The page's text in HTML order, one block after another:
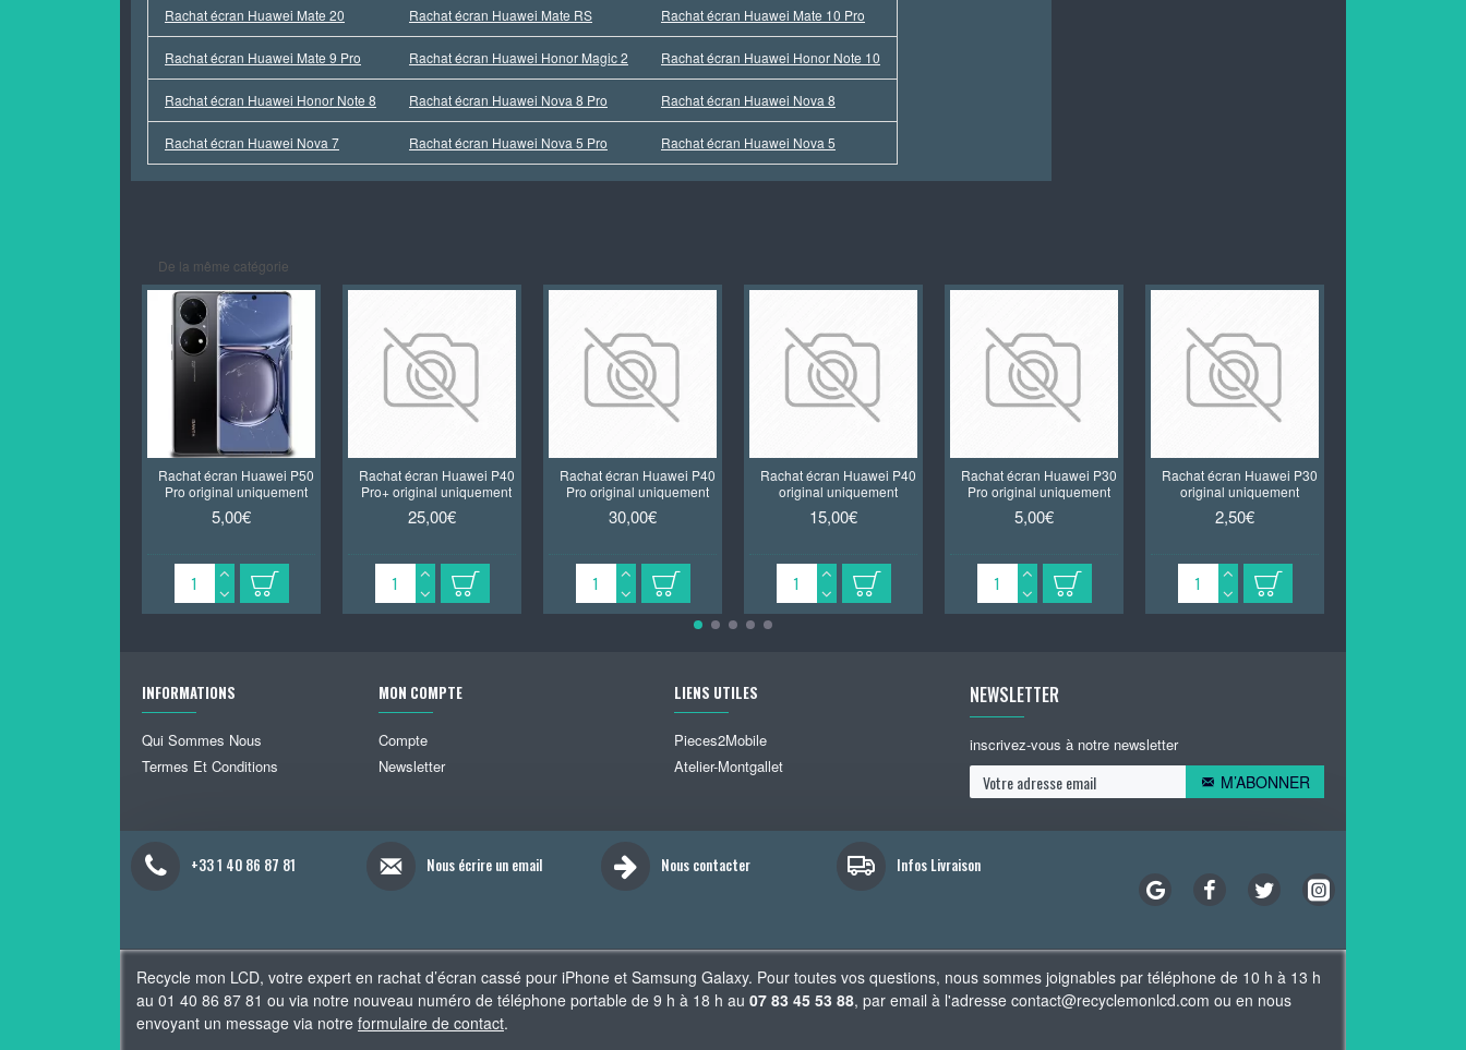
Rachat écran Huawei Mate 20 Rachat écran Huawei Mate RS Rachat écran Huawei Mate 10 Pro
Rachat écran Huawei Mate 9 Pro Rachat écran Huawei Honor Magic 2 Rachat écran Huawei Honor Note 10
Rachat écran Huawei Honor Note 8 Rachat écran Huawei Nova 8 Pro Rachat écran Huawei Nova 8
Rachat écran Huawei Nova 7 Rachat écran Huawei Nova 5 Pro Rachat écran Huawei Nova 5
De la même catégorie
Rachat écran Huawei P50
Pro original uniquement
5,00€
Rachat écran Huawei P40
Pro+ original uniquement
25,00€
Rachat écran Huawei P40
Pro original uniquement
30,00€
Rachat écran Huawei P40
original uniquement
15,00€
Rachat écran Huawei P30
Pro original uniquement
5,00€
Rachat écran Huawei P30
original uniquement
2,50€
INFORMATIONS
Qui Sommes Nous
Termes Et Conditions
MON COMPTE
Compte
Newsletter
LIENS UTILES
Pieces2Mobile
Atelier-Montgallet
NEWSLETTER
inscrivez-vous à notre newsletter
M’ABONNER
+33 1 40 86 87 81 Nous écrire un email Nous contacter Infos Livraison
Recycle mon LCD, votre expert en rachat d’écran cassé pour iPhone et Samsung Galaxy. Pour toutes vos questions, nous sommes joignables par téléphone de 10 h à 13 h
au 01 40 86 87 81 ou via notre nouveau numéro de téléphone portable de 9 h à 18 h au 07 83 45 53 88, par email à l'adresse contact@recyclemonlcd.com ou en nous
envoyant un message via notre formulaire de contact.